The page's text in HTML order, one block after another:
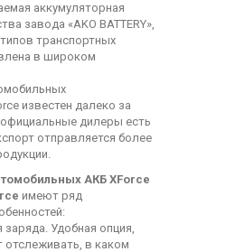
аккумуляторная
завода «AKO BATTERY»,
транспортных
в широком
известен далеко за
дилеры есть
отправляется более
АКБ XForce
имеют ряд
Удобная опция,
отслеживать, в каком